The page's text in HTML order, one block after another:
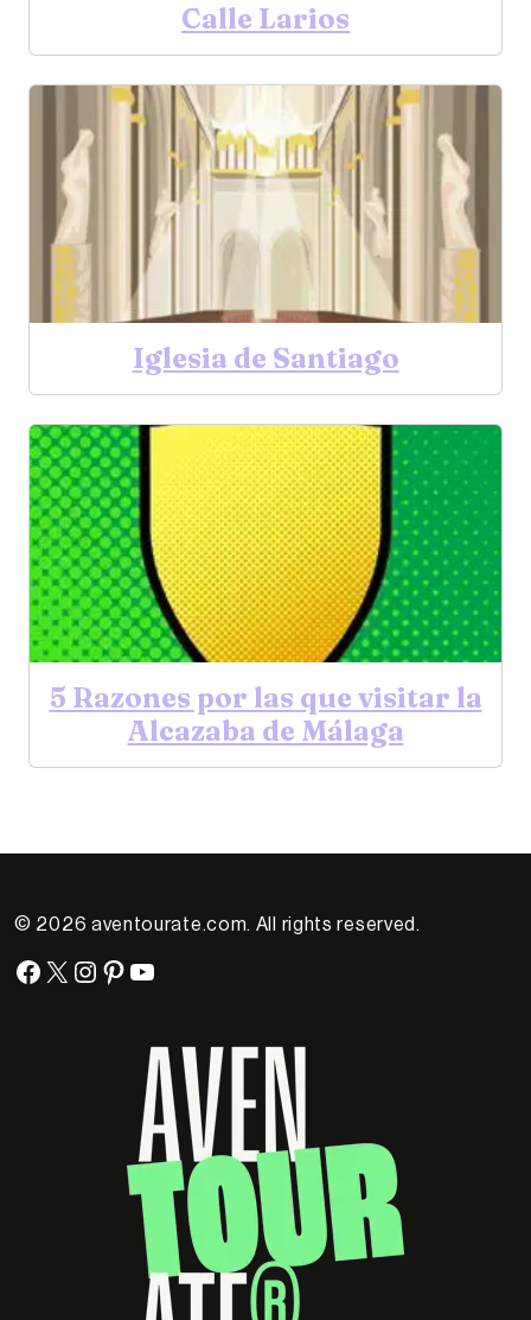
Calle Larios
Iglesia de Santiago
5 Razones por las que visitar la
Alcazaba de Málaga
© 2026 aventourate.com. All rights reserved.
Facebook
X Instagram
Pinterest
YouTube